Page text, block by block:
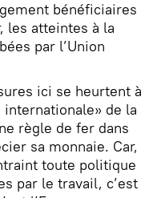
bénéficiaires
les atteintes à la
par l’Union
ici se heurtent à
de la
règle de fer dans
sa monnaie. Car,
toute politique
par le travail, c’est